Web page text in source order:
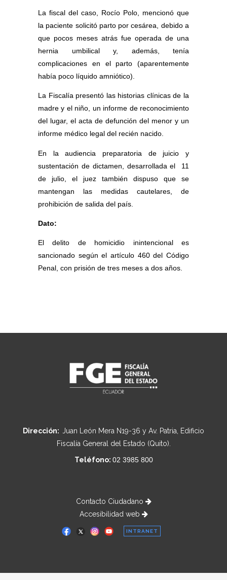
La fiscal del caso, Rocío Polo, mencionó que
la paciente solicitó parto por cesárea, debido a
que pocos meses atrás fue operada de una
hernia umbilical y, además, tenía
complicaciones en el parto (aparentemente
había poco líquido amniótico).
La Fiscalía presentó las historias clínicas de la
madre y el niño, un informe de reconocimiento
del lugar, el acta de defunción del menor y un
informe médico legal del recién nacido.
En la audiencia preparatoria de juicio y
sustentación de dictamen, desarrollada el
11
de julio, el juez también dispuso que se
mantengan las medidas cautelares, de
prohibición de salida del país.
Dato:
El delito de homicidio inintencional es
sancionado según el artículo 460 del Código
Penal, con prisión de tres meses a dos años.
Dirección: Juan León Mera N19-36 y Av. Patria, Edificio
Fiscalía General del Estado (Quito).
Teléfono: 02 3985 800
Contacto Ciudadano
Accesibilidad web
INTRANET